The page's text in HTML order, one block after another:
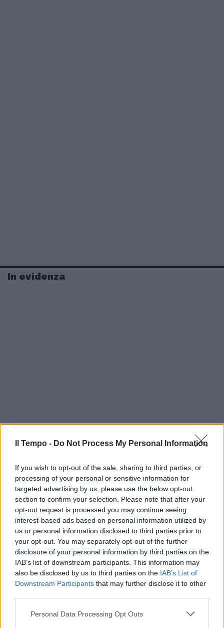
Il Tempo - Do Not Process My Personal Information
If you wish to opt-out of the sale, sharing to third parties, or
processing of your personal or sensitive information for
targeted advertising by us, please use the below opt-out
section to confirm your selection. Please note that after your
opt-out request is processed you may continue seeing
interest-based ads based on personal information utilized by
us or personal information disclosed to third parties prior to
your opt-out. You may separately opt-out of the further
disclosure of your personal information by third parties on the
IAB’s list of downstream participants. This information may
also be disclosed by us to third parties on the IAB’s List of
Downstream Participants that may further disclose it to other
Personal Data Processing Opt Outs
In evidenza